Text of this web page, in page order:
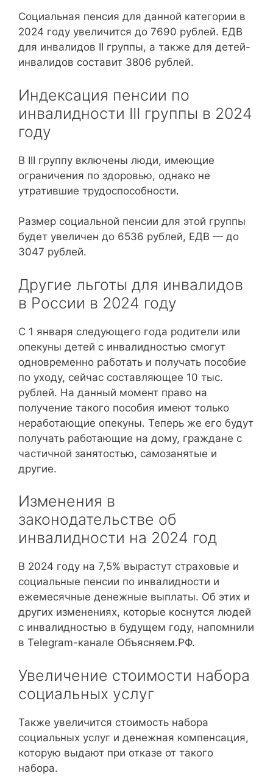
Социальная пенсия для данной категории в
2024 году увеличится до 7690 рублей. ЕДВ
для инвалидов II группы, а также для детей-
инвалидов составит 3806 рублей.
Индексация пенсии по
инвалидности III группы в 2024
году
В III группу включены люди, имеющие
ограничения по здоровью, однако не
утратившие трудоспособности.
Размер социальной пенсии для этой группы
будет увеличен до 6536 рублей, ЕДВ — до
3047 рублей.
Другие льготы для инвалидов
в России в 2024 году
С 1 января следующего года родители или
опекуны детей с инвалидностью смогут
одновременно работать и получать пособие
по уходу, сейчас составляющее 10 тыс.
рублей. На данный момент право на
получение такого пособия имеют только
неработающие опекуны. Теперь же его будут
получать работающие на дому, граждане с
частичной занятостью, самозанятые и
другие.
Изменения в
законодательстве об
инвалидности на 2024 год
В 2024 году на 7,5% вырастут страховые и
социальные пенсии по инвалидности и
ежемесячные денежные выплаты. Об этих и
других изменениях, которые коснутся людей
с инвалидностью в будущем году, напомнили
в Telegram-канале Объясняем.РФ.
Увеличение стоимости набора
социальных услуг
Также увеличится стоимость набора
социальных услуг и денежная компенсация,
которую выдают при отказе от такого
набора.